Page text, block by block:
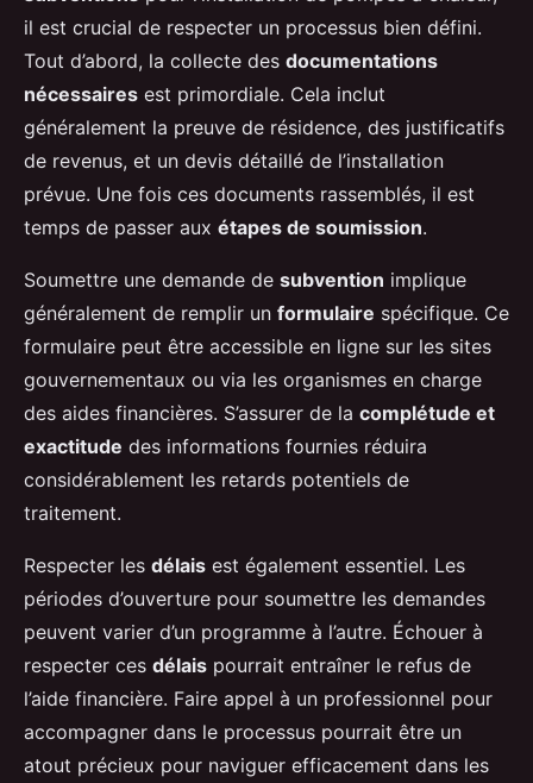
il est crucial de respecter un processus bien défini.
Tout d’abord, la collecte des documentations
nécessaires est primordiale. Cela inclut
généralement la preuve de résidence, des justificatifs
de revenus, et un devis détaillé de l’installation
prévue. Une fois ces documents rassemblés, il est
temps de passer aux étapes de soumission.
Soumettre une demande de subvention implique
généralement de remplir un formulaire spécifique. Ce
formulaire peut être accessible en ligne sur les sites
gouvernementaux ou via les organismes en charge
des aides financières. S’assurer de la complétude et
exactitude des informations fournies réduira
considérablement les retards potentiels de
traitement.
Respecter les délais est également essentiel. Les
périodes d’ouverture pour soumettre les demandes
peuvent varier d’un programme à l’autre. Échouer à
respecter ces délais pourrait entraîner le refus de
l’aide financière. Faire appel à un professionnel pour
accompagner dans le processus pourrait être un
atout précieux pour naviguer efficacement dans les